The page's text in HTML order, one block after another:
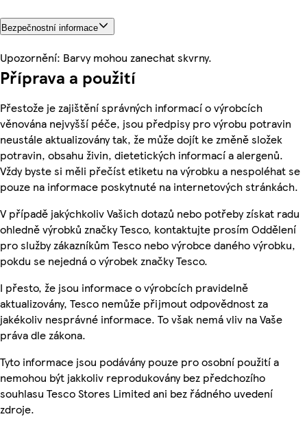
Bezpečnostní informace
Upozornění: Barvy mohou zanechat skvrny.
Příprava a použití
Přestože je zajištění správných informací o výrobcích
věnována nejvyšší péče, jsou předpisy pro výrobu potravin
neustále aktualizovány tak, že může dojít ke změně složek
potravin, obsahu živin, dietetických informací a alergenů.
Vždy byste si měli přečíst etiketu na výrobku a nespoléhat se
pouze na informace poskytnuté na internetových stránkách.
V případě jakýchkoliv Vašich dotazů nebo potřeby získat radu
ohledně výrobků značky Tesco, kontaktujte prosím Oddělení
pro služby zákazníkům Tesco nebo výrobce daného výrobku,
pokdu se nejedná o výrobek značky Tesco.
I přesto, že jsou informace o výrobcích pravidelně
aktualizovány, Tesco nemůže přijmout odpovědnost za
jakékoliv nesprávné informace. To však nemá vliv na Vaše
práva dle zákona.
Tyto informace jsou podávány pouze pro osobní použití a
nemohou být jakkoliv reprodukovány bez předchozího
souhlasu Tesco Stores Limited ani bez řádného uvedení
zdroje.